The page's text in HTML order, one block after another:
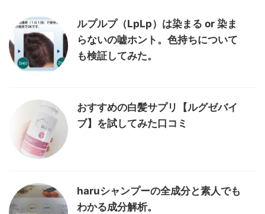
ルプルプ（LpLp）は染まる or 染ま
らないの嘘ホント。色持ちについて
も検証してみた。
おすすめの白髪サプリ【ルグゼバイ
ブ】を試してみた口コミ
haruシャンプーの全成分と素人でも
わかる成分解析。